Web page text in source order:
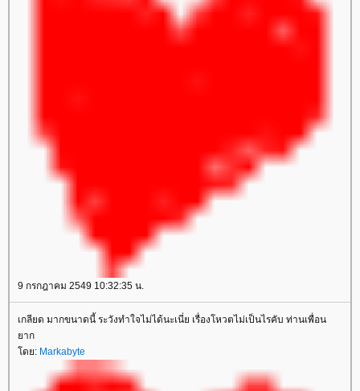
9 กรกฎาคม 2549 10:32:35 น.
เกลียด มากขนาดนี้ ระวังทำใจไม่ได้นะเนี่ย เรื่องโหวตไม่เป็นไรคับ ท่านเพื่อน
าก
ดย: Markabyte